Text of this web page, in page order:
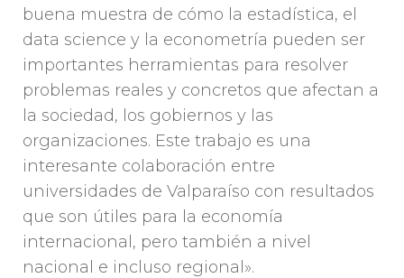
buena muestra de cómo la estadística, el
data science y la econometría pueden ser
importantes herramientas para resolver
problemas reales y concretos que afectan a
la sociedad, los gobiernos y las
organizaciones. Este trabajo es una
interesante colaboración entre
universidades de Valparaíso con resultados
que son útiles para la economía
internacional, pero también a nivel
nacional e incluso regional».